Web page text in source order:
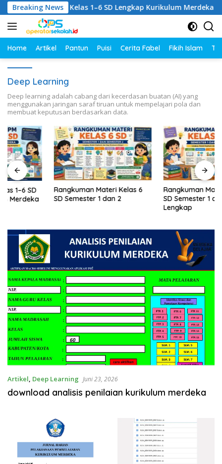
Langsung
ke
konten
Breaking News
RPM Kelas 1–6 SD Lengkap Kurikulum Merdeka
Home Artikel Pantun Puisi Cerita Fabel Fikih Islam
Deep Learning
Deep learning adalah cabang dari kecerdasan buatan (AI) yang
menggunakan jaringan saraf tiruan untuk mempelajari pola dan
membuat keputusan berdasarkan data.
Rangkuman Materi Kelas 6
SD Semester 1 dan 2
Rangkuman Materi Kelas 5
SD Semester 1 dan 2
Artikel, Deep Learning Juni 23, 2026
download analisis penilaian kurikulum merdeka